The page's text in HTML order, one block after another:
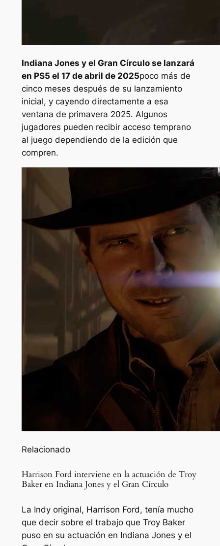
Indiana Jones y el Gran Círculose lanzará
en PS5 el 17 de abril de 2025poco más de
cinco meses después de su lanzamiento
inicial, y cayendo directamente a esa
ventana de primavera 2025. Algunos
jugadores pueden recibir acceso temprano
al juego dependiendo de la edición que
compren.
Relacionado
Harrison Ford interviene en la actuación de Troy
Baker en Indiana Jones y el Gran Círculo
La Indy original, Harrison Ford, tenía mucho
que decir sobre el trabajo que Troy Baker
puso en su actuación en Indiana Jones y el